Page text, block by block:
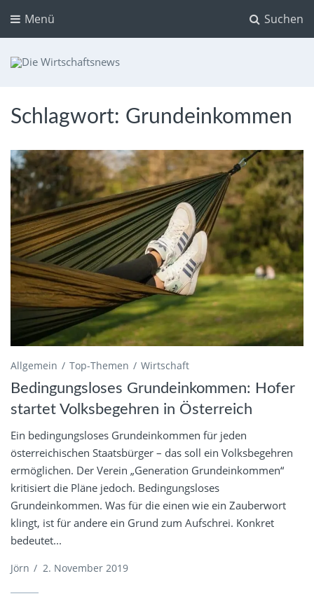
Suchen
Menü
Schlagwort: Grundeinkommen
Allgemein Top-Themen Wirtschaft
Bedingungsloses Grundeinkommen: Hofer
startet Volksbegehren in Österreich
Ein bedingungsloses Grundeinkommen für jeden
österreichischen Staatsbürger – das soll ein Volksbegehren
ermöglichen. Der Verein „Generation Grundeinkommen“
kritisiert die Pläne jedoch. Bedingungsloses
Grundeinkommen. Was für die einen wie ein Zauberwort
klingt, ist für andere ein Grund zum Aufschrei. Konkret
bedeutet...
Jörn / 2. November 2019